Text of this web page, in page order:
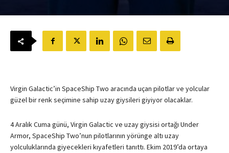
Virgin Galactic’in SpaceShip Two aracında uçan pilotlar ve yolcular
güzel bir renk seçimine sahip uzay giysileri giyiyor olacaklar.
4 Aralık Cuma günü, Virgin Galactic ve uzay giysisi ortağı Under
Armor, SpaceShip Two’nun pilotlarının yörünge altı uzay
yolculuklarında giyecekleri kıyafetleri tanıttı. Ekim 2019’da ortaya